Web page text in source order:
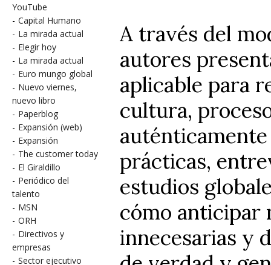
YouTube
- Capital Humano
- La mirada actual
- Elegir hoy
- La mirada actual
- Euro mungo global
- Nuevo viernes,
nuevo libro
- Paperblog
- Expansión (web)
- Expansión
- The customer today
- El Giraldillo
- Periódico del
talento
- MSN
- ORH
- Directivos y
empresas
- Sector ejecutivo
A través del
autores
aplicable para
cultura,
prácticas,
estudios
cómo anticipar
innecesarias y